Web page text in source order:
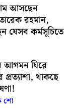
আসছেন
তারেক রহমান,
যেসব কর্মসূচিতে
আগমন ঘিরে
প্রত্যাশা, থাকছে
শো